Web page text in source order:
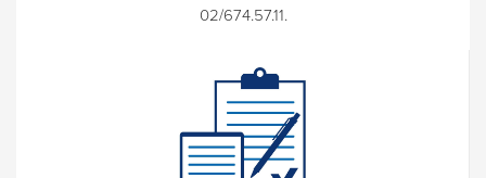
02/674.57.11.